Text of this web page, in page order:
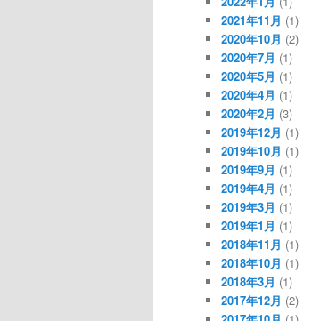
2021年11月 (1)
2020年10月 (2)
2020年7月 (1)
2020年5月 (1)
2020年4月 (1)
2020年2月 (3)
2019年12月 (1)
2019年10月 (1)
2019年9月 (1)
2019年4月 (1)
2019年3月 (1)
2019年1月 (1)
2018年11月 (1)
2018年10月 (1)
2018年3月 (1)
2017年12月 (2)